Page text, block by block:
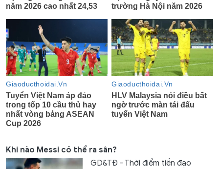
Khi nào Messi có thể ra sân?
GD&TĐ - Thời điểm tiền đạo